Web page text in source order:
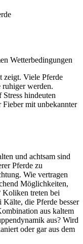
Wetterbedingungen
zeigt. Viele Pferde
ruhiger werden.
hindeuten
mit unbekannter
und achtsam sind
Pferde zu
Wie vertragen
Möglichkeiten,
Koliken treten bei
Kälte, die Pferde besser
aus kaltem
aus? Wird
oder gar aus dem